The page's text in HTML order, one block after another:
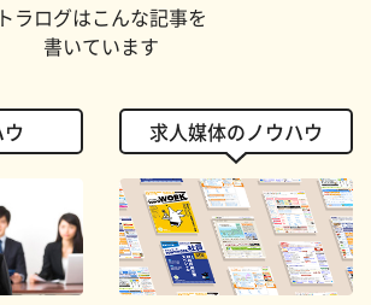
トラログはこんな記事を
書いています
求人媒体のノウハウ